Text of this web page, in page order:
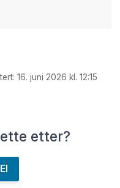
16. juni 2026 kl. 12:15
etter?